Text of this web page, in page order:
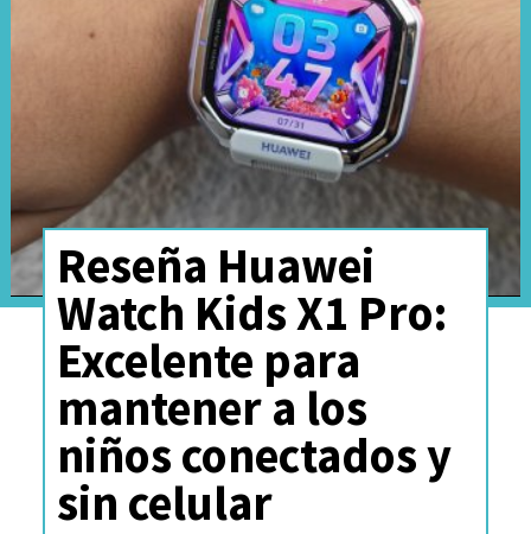
Reseña Huawei
Watch Kids X1 Pro:
Excelente para
mantener a los
niños conectados y
sin celular